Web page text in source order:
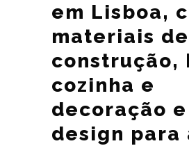
em Lisboa,
materiais de
construção,
cozinha e
decoração e
design para